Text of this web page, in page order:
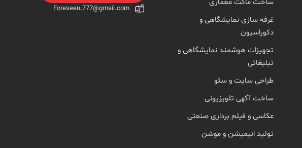
غرفه سازی نمایشگاهی و
دکوراسیون
تجهیزات هوشمند نمایشگاهی و
تبلیغاتی
طراحی سایت و سئو
ساخت آگهی تلویزیونی
عکاسی و فیلم برداری صنعتی
تولید انیمیشن و موشن
Foreseen.777@gmail.com